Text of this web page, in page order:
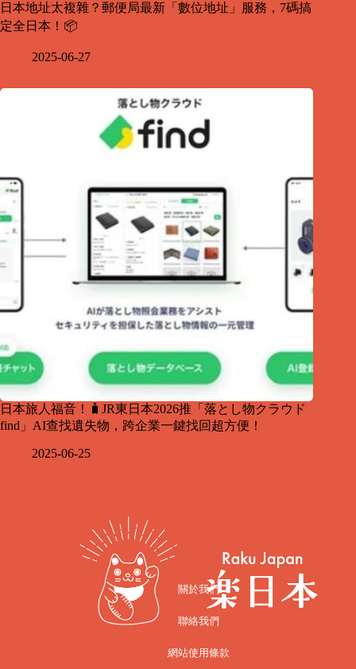
日本地址太複雜？郵便局最新「數位地址」服務，7碼搞
定全日本！📦
2025-06-27
日本旅人福音！🧳JR東日本2026推「落とし物クラウド
find」AI查找遺失物，跨企業一鍵找回超方便！
2025-06-25
關於我們
聯絡我們
網站使用條款